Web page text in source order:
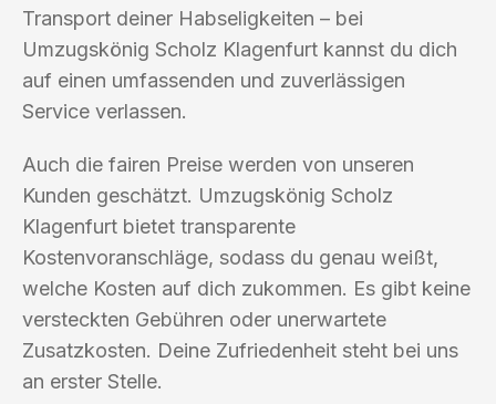
Transport deiner Habseligkeiten – bei
Umzugskönig Scholz Klagenfurt kannst du dich
auf einen umfassenden und zuverlässigen
Service verlassen.
Auch die fairen Preise werden von unseren
Kunden geschätzt. Umzugskönig Scholz
Klagenfurt bietet transparente
Kostenvoranschläge, sodass du genau weißt,
welche Kosten auf dich zukommen. Es gibt keine
versteckten Gebühren oder unerwartete
Zusatzkosten. Deine Zufriedenheit steht bei uns
an erster Stelle.